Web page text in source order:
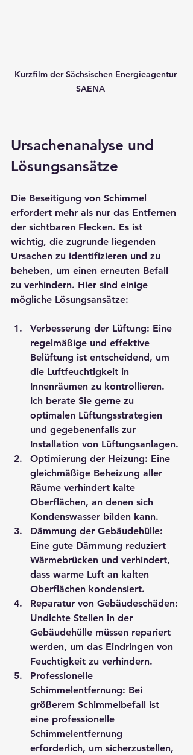
Kurzfilm der Sächsischen Energieagentur
SAENA
Ursachenanalyse und
Lösungsansätze
Die Beseitigung von Schimmel
erfordert mehr als nur das Entfernen
der sichtbaren Flecken. Es ist
wichtig, die zugrunde liegenden
Ursachen zu identifizieren und zu
beheben, um einen erneuten Befall
zu verhindern. Hier sind einige
mögliche Lösungsansätze:
Verbesserung der Lüftung: Eine
regelmäßige und effektive
Belüftung ist entscheidend, um
die Luftfeuchtigkeit in
Innenräumen zu kontrollieren.
Ich berate Sie gerne zu
optimalen Lüftungsstrategien
und gegebenenfalls zur
Installation von Lüftungsanlagen.
Optimierung der Heizung: Eine
gleichmäßige Beheizung aller
Räume verhindert kalte
Oberflächen, an denen sich
Kondenswasser bilden kann.
Dämmung der Gebäudehülle:
Eine gute Dämmung reduziert
Wärmebrücken und verhindert,
dass warme Luft an kalten
Oberflächen kondensiert.
Reparatur von Gebäudeschäden:
Undichte Stellen in der
Gebäudehülle müssen repariert
werden, um das Eindringen von
Feuchtigkeit zu verhindern.
Professionelle
Schimmelentfernung: Bei
größerem Schimmelbefall ist
eine professionelle
Schimmelentfernung
erforderlich, um sicherzustellen,